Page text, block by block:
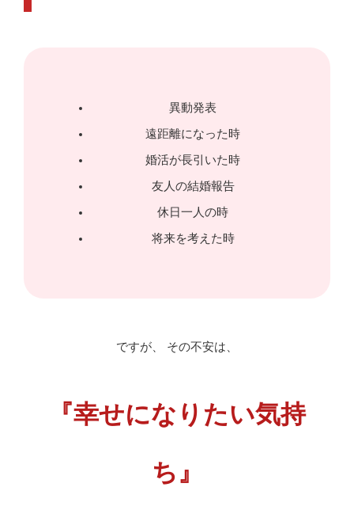
異動発表
遠距離になった時
婚活が長引いた時
友人の結婚報告
休日一人の時
将来を考えた時
ですが、 その不安は、
『幸せになりたい気持
ち』